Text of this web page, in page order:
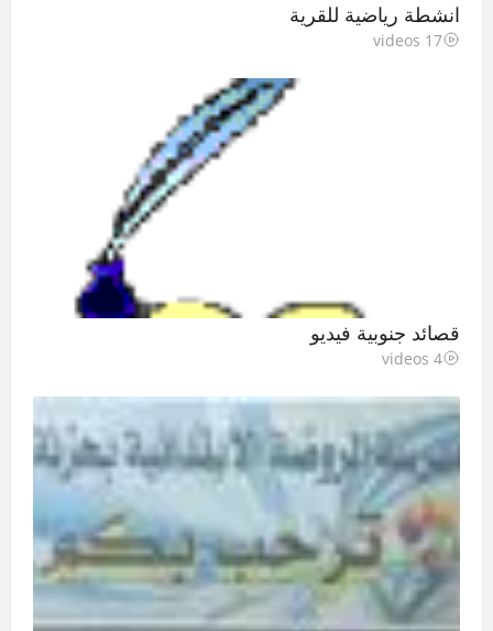
انشطة رياضية للقرية
17 videos
قصائد جنوبية فيديو
4 videos